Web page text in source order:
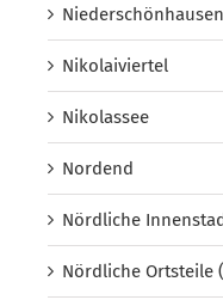
Niederschönhausen
Nikolaiviertel
Nikolassee
Nordend
Nördliche
Nördliche Ortsteile